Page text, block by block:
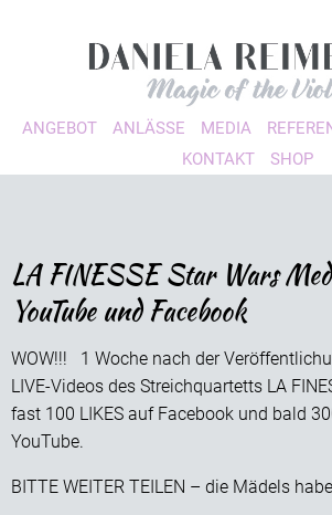
ANGEBOT ANLÄSSE MEDIA
KONTAKT
SHOP
LA FINESSE Star Wars
YouTube und Facebook
WOW!!! 1 Woche nach der
LIVE-Videos des Streichquartetts LA
fast 100 LIKES auf Facebook und bald
YouTube.
BITTE WEITER TEILEN – die Mädels